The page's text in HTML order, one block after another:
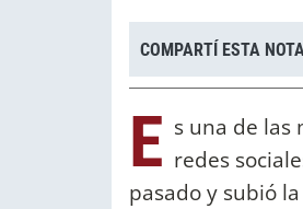
COMPARTÍ ESTA NOTA
E s una de las
redes
pasado y subió